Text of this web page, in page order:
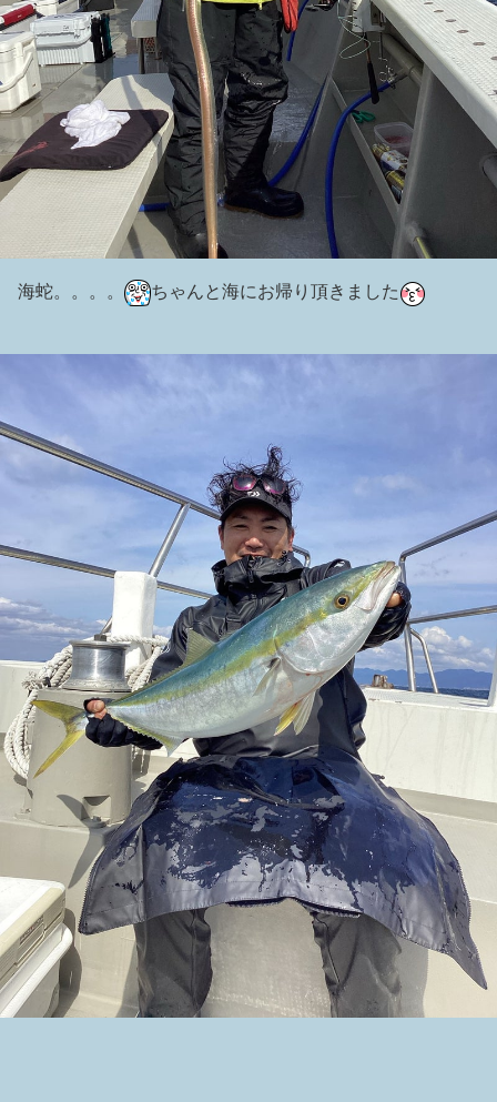
海蛇。。。。 ちゃんと海にお帰り頂きました